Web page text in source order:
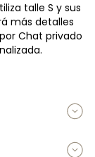
talle S y sus
más detalles
Chat privado